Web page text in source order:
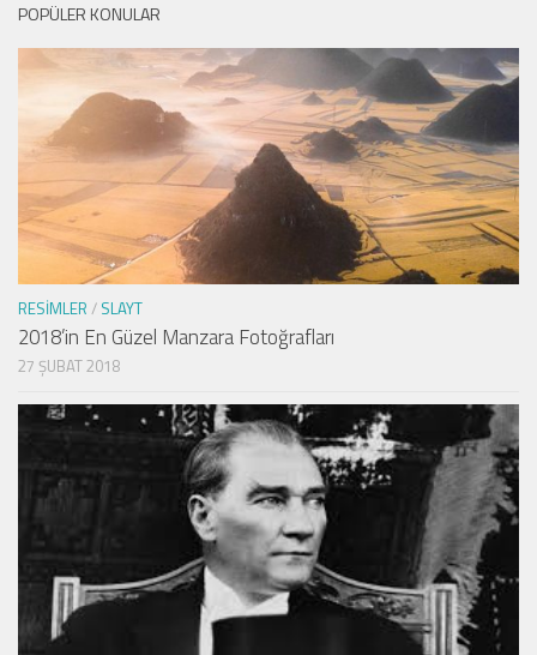
POPÜLER KONULAR
RESIMLER / SLAYT
2018’in En Güzel Manzara Fotoğrafları
27 ŞUBAT 2018